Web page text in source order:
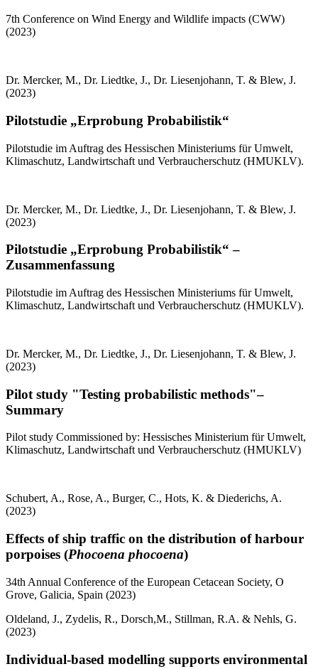
7th Conference on Wind Energy and Wildlife impacts (CWW)
(2023)
Dr. Mercker, M., Dr. Liedtke, J., Dr. Liesenjohann, T. & Blew, J.
(2023)
Pilotstudie „Erprobung Probabilistik“
Pilotstudie im Auftrag des Hessischen Ministeriums für Umwelt,
Klimaschutz, Landwirtschaft und Verbraucherschutz (HMUKLV).
Dr. Mercker, M., Dr. Liedtke, J., Dr. Liesenjohann, T. & Blew, J.
(2023)
Pilotstudie „Erprobung Probabilistik“ –
Zusammenfassung
Pilotstudie im Auftrag des Hessischen Ministeriums für Umwelt,
Klimaschutz, Landwirtschaft und Verbraucherschutz (HMUKLV).
Dr. Mercker, M., Dr. Liedtke, J., Dr. Liesenjohann, T. & Blew, J.
(2023)
Pilot study "Testing probabilistic methods"–
Summary
Pilot study Commissioned by: Hessisches Ministerium für Umwelt,
Klimaschutz, Landwirtschaft und Verbraucherschutz (HMUKLV)
Schubert, A., Rose, A., Burger, C., Hots, K. & Diederichs, A.
(2023)
Effects of ship traffic on the distribution of harbour
porpoises (Phocoena phocoena)
34th Annual Conference of the European Cetacean Society, O
Grove, Galicia, Spain (2023)
Oldeland, J., Zydelis, R., Dorsch,M., Stillman, R.A. & Nehls, G.
(2023)
Individual-based modelling supports environmental